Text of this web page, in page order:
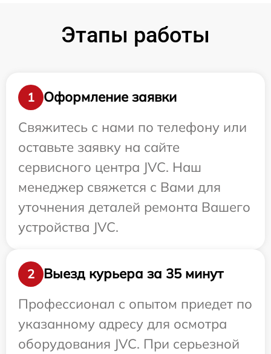
Этапы работы
1
Оформление заявки
Свяжитесь с нами по телефону или
оставьте заявку на сайте
сервисного центра JVC. Наш
менеджер свяжется с Вами для
уточнения деталей ремонта Вашего
устройства JVC.
2
Выезд курьера за 35 минут
Профессионал с опытом приедет по
указанному адресу для осмотра
оборудования JVC. При серьезной